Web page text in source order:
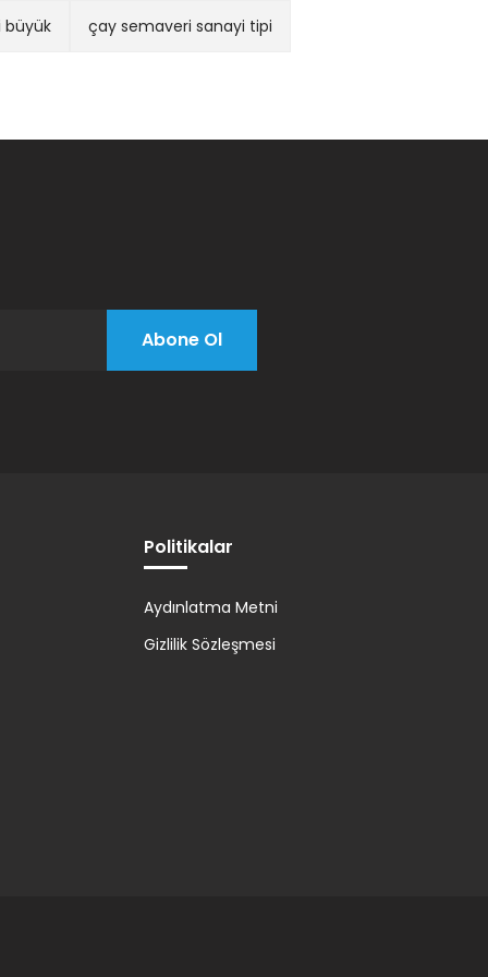
büyük çay semaveri sanayi tipi
Abone Ol
Politikalar
Aydınlatma Metni
Gizlilik Sözleşmesi